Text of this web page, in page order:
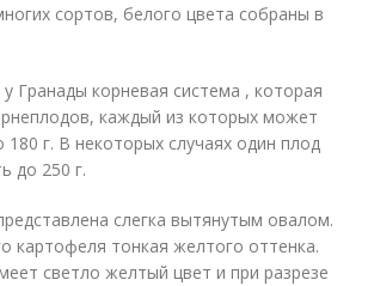
сортов, белого цвета собраны в
Гранады корневая система , которая
каждый из которых может
180 г. В некоторых случаях один плод
до 250 г.
слегка вытянутым овалом.
картофеля тонкая желтого оттенка.
светло желтый цвет и при разрезе